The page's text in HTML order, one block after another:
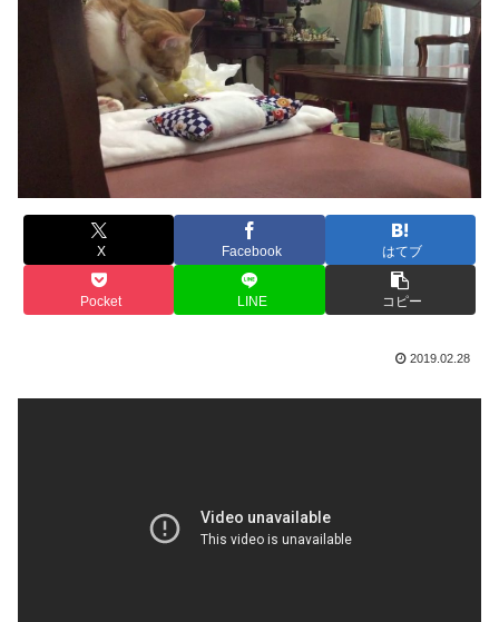
X Facebook はてブ
Pocket LINE コピー
2019.02.28